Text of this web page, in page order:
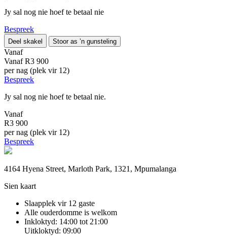
Jy sal nog nie hoef te betaal nie
Bespreek
Deel skakel Stoor as ’n gunsteling
Vanaf
Vanaf R3 900
per nag (plek vir 12)
Bespreek
Jy sal nog nie hoef te betaal nie.
Vanaf
R3 900
per nag (plek vir 12)
Bespreek
4164 Hyena Street, Marloth Park, 1321, Mpumalanga
Sien kaart
Slaapplek vir 12 gaste
Alle ouderdomme is welkom
Inkloktyd: 14:00 tot 21:00
Uitkloktyd: 09:00